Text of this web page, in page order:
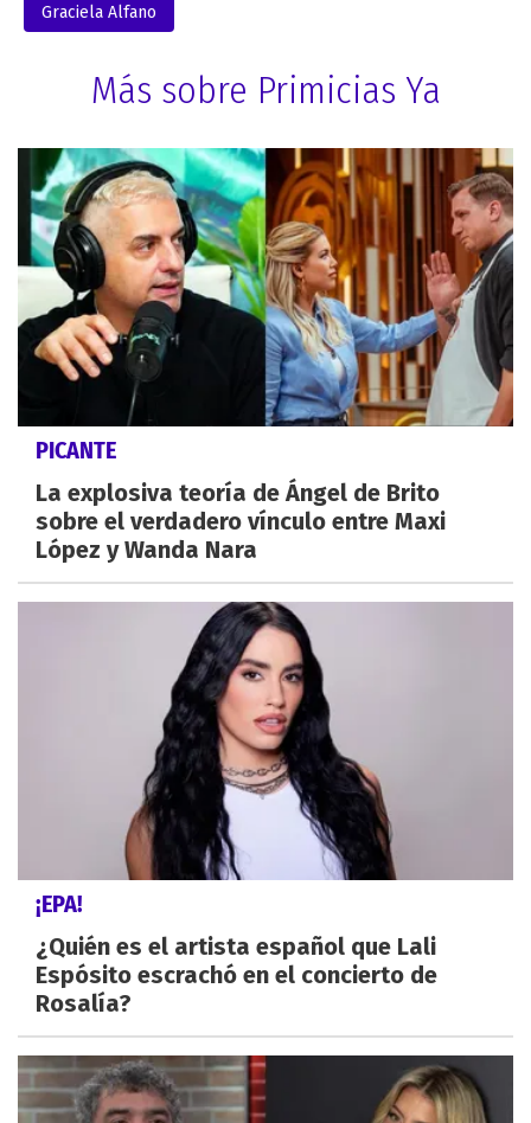
Graciela Alfano
Más sobre Primicias Ya
PICANTE
La explosiva teoría de Ángel de Brito
sobre el verdadero vínculo entre Maxi
López y Wanda Nara
¡EPA!
¿Quién es el artista español que Lali
Espósito escrachó en el concierto de
Rosalía?